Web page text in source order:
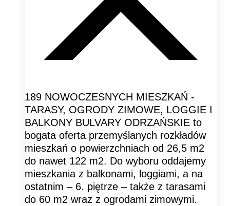
189 NOWOCZESNYCH MIESZKAŃ -
TARASY, OGRODY ZIMOWE, LOGGIE I
BALKONY BULVARY ODRZAŃSKIE to
bogata oferta przemyślanych rozkładów
mieszkań o powierzchniach od 26,5 m2
do nawet 122 m2. Do wyboru oddajemy
mieszkania z balkonami, loggiami, a na
ostatnim – 6. piętrze – także z tarasami
do 60 m2 wraz z ogrodami zimowymi.